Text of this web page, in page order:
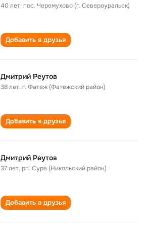
40 лет,пос. Черемухово (г. Североуральск)
Добавить в друзья
Дмитрий Реутов
38 лет,г. Фатеж (Фатежский район)
Добавить в друзья
Дмитрий Реутов
37 лет,рп. Сура (Никольский район)
Добавить в друзья